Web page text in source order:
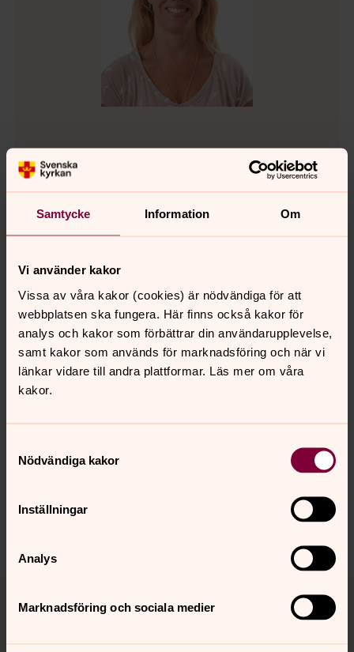
Samtycke Information Om
Vi använder kakor
Vissa av våra kakor (cookies) är nödvändiga för att
webbplatsen ska fungera. Här finns också kakor för
analys och kakor som förbättrar din användarupplevelse,
samt kakor som används för marknadsföring och när vi
länkar vidare till andra plattformar. Läs mer om våra
kakor.
Nödvändiga kakor
Inställningar
Analys
Marknadsföring och sociala medier
Louise Gårder Bredberger
Församlingspedagog, Huddinge Segeltorp
församling , Svenska kyrkan i Huddinge
Mer om Louise Gårder Bredberger
Arbetsplats i Klockargården
innehåll?
Dela